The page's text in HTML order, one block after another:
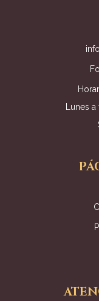
Lunes a